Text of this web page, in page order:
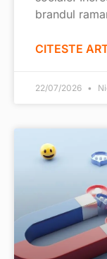
brandul
CITESTE
22/07/2026